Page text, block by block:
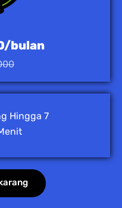
bulan
Hingga 7